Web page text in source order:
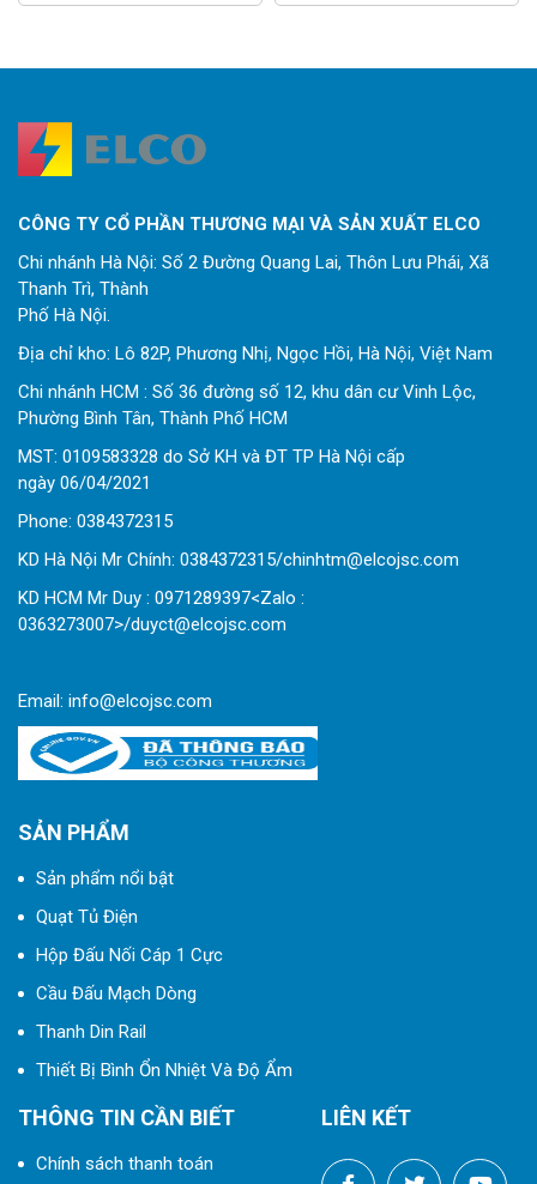
CÔNG TY CỔ PHẦN THƯƠNG MẠI VÀ SẢN XUẤT ELCO
Chi nhánh Hà Nội: Số 2 Đường Quang Lai, Thôn Lưu Phái, Xã
Thanh Trì, Thành
Phố Hà Nội.
Địa chỉ kho: Lô 82P, Phương Nhị, Ngọc Hồi, Hà Nội, Việt Nam
Chi nhánh HCM : Số 36 đường số 12, khu dân cư Vinh Lộc,
Phường Bình Tân, Thành Phố HCM
MST: 0109583328 do Sở KH và ĐT TP Hà Nội cấp
ngày 06/04/2021
Phone: 0384372315
KD Hà Nội Mr Chính: 0384372315/chinhtm@elcojsc.com
KD HCM Mr Duy : 0971289397<Zalo :
0363273007>/duyct@elcojsc.com
Email: info@elcojsc.com
SẢN PHẨM
Sản phẩm nổi bật
Quạt Tủ Điện
Hộp Đấu Nối Cáp 1 Cực
Cầu Đấu Mạch Dòng
Thanh Din Rail
Thiết Bị Bình Ổn Nhiệt Và Độ Ẩm
THÔNG TIN CẦN BIẾT
Chính sách thanh toán
LIÊN KẾT